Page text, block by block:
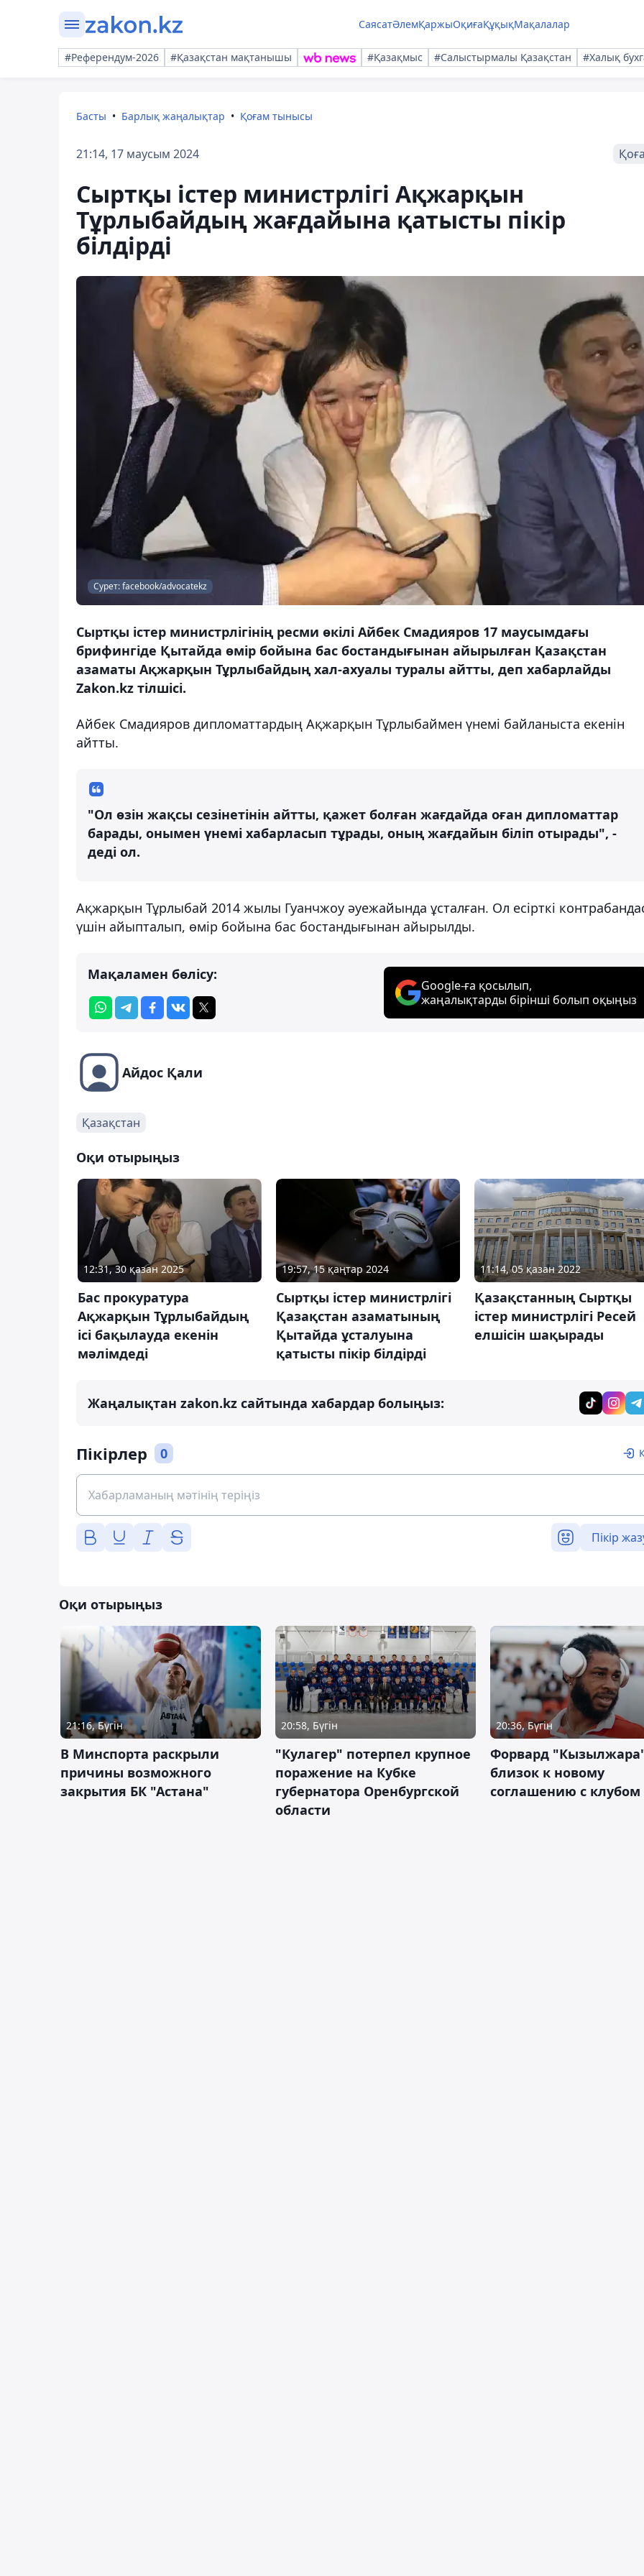
СаясатӘлемҚаржыОқиғаҚұқықМақалалар
#Референдум-2026 #Қазақстан мақтанышы #Қазақмыс #Салыстырмалы Қазақстан #Халық
Басты Барлық жаңалықтар Қоғам тынысы
21:14, 17 маусым 2024
Сыртқы істер министрлігі Ақжарқын
Тұрлыбайдың жағдайына қатысты пікір
білдірді
Сурет: facebook/advocatekz
Сыртқы істер министрлігінің ресми өкілі Айбек Смадияров 17 маусымдағы
брифингіде Қытайда өмір бойына бас бостандығынан айырылған Қазақстан
азаматы Ақжарқын Тұрлыбайдың хал-ахуалы туралы айтты, деп хабарлайды
Zakon.kz тілшісі.
Айбек Смадияров дипломаттардың Ақжарқын Тұрлыбаймен үнемі байланыста екенін
айтты.
"Ол өзін жақсы сезінетінін айтты, қажет болған жағдайда оған дипломаттар
барады, онымен үнемі хабарласып тұрады, оның жағдайын біліп отырады", -
деді ол.
Ақжарқын Тұрлыбай 2014 жылы Гуанчжоу әуежайында ұсталған. Ол есірткі
үшін айыпталып, өмір бойына бас бостандығынан айырылды.
Мақаламен бөлісу:
Google-ға қосылып,
жаңалықтарды бірінші болып оқыңыз
Айдос Қали
Қазақстан
Оқи отырыңыз
12:31, 30 қазан 2025
Бас прокуратура
Ақжарқын Тұрлыбайдың
ісі бақылауда екенін
мәлімдеді
19:57, 15 қаңтар 2024
Сыртқы істер министрлігі
Қазақстан азаматының
Қытайда ұсталуына
қатысты пікір білдірді
11:14, 05 қазан 2022
Қазақстанның Сыртқы
істер министрлігі Ресей
елшісін шақырады
Жаңалықтан zakon.kz сайтында хабардар болыңыз:
Пікірлер 0
Пікір
Оқи отырыңыз
21:16, Бүгін
В Минспорта раскрыли
причины возможного
закрытия БК "Астана"
20:58, Бүгін
"Кулагер" потерпел крупное
поражение на Кубке
губернатора Оренбургской
области
20:36, Бүгін
Форвард
близок к новому
соглашению с клубом